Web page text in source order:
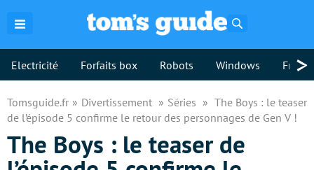
Electricité Forfaits box Robots Windows >
Tomsguide.fr Divertissement Séries
The Boys : le teaser
de l’épisode 5 confirme le retour des personnages de Gen V !
The Boys : le teaser de